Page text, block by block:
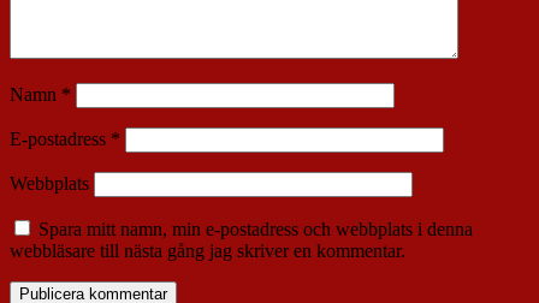
Namn *
E-postadress *
Webbplats
Spara mitt namn, min e-postadress och webbplats i denna
webbläsare till nästa gång jag skriver en kommentar.